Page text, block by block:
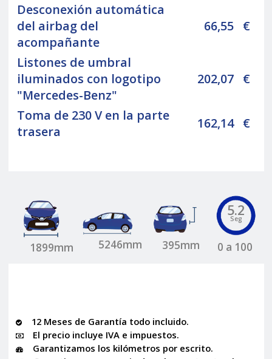
Desconexión automática
del airbag del
acompañante
66,55 €
Listones de umbral
iluminados con logotipo
"Mercedes-Benz"
202,07 €
Toma de 230 V en la parte
trasera
162,14 €
1899mm 5246mm 395mm
5.2
Seg
0 a 100
12 Meses de Garantía todo incluido.
El precio incluye IVA e impuestos.
Garantizamos los kilómetros por escrito.